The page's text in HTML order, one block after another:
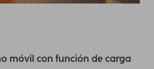
móvil con función de carga